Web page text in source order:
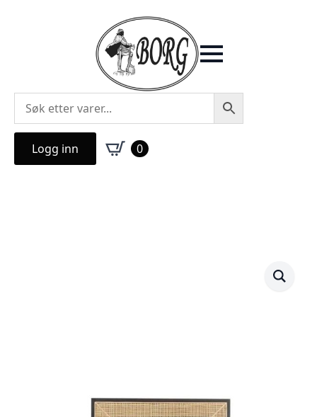
Logg inn 0